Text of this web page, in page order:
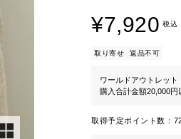
¥7,920 税込
取り寄せ 返品不可
ワールドアウトレット
購入合計金額20,000円
取得予定ポイント数：